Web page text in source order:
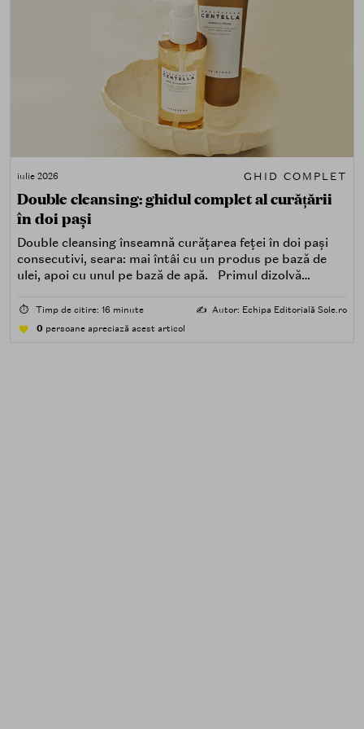
iulie 2026 GHID COMPLET
Double cleansing: ghidul complet al curățării
în doi pași
Double cleansing înseamnă curățarea feței în doi pași
consecutivi, seara: mai întâi cu un produs pe bază de
ulei, apoi cu unul pe bază de apă. Primul dizolvă
poluare. Al doilea îndepărtează impuritățile solubile în
⏱️ Timp de citire: 16 minute ✍️ Autor: Echipa Editorială Sole.ro
0 persoane apreciază acest articol